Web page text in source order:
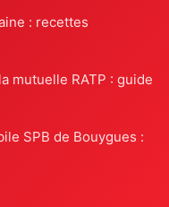
: recettes
mutuelle RATP : guide
SPB de Bouygues :